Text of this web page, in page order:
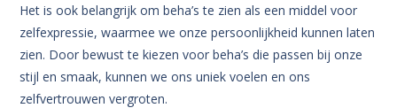
Het is ook belangrijk om beha’s te zien als een middel voor
zelfexpressie, waarmee we onze persoonlijkheid kunnen laten
zien. Door bewust te kiezen voor beha’s die passen bij onze
stijl en smaak, kunnen we ons uniek voelen en ons
zelfvertrouwen vergroten.